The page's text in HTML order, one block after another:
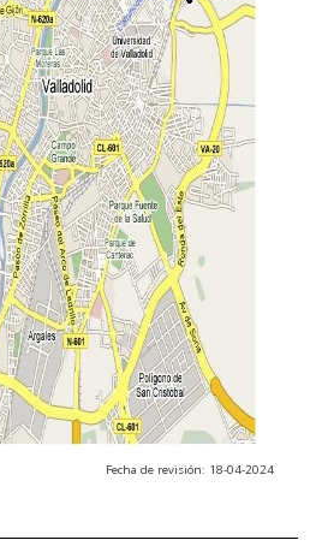
Fecha de revisión: 18-04-2024